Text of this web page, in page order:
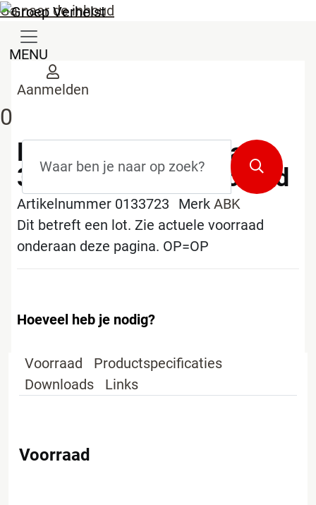
Ga naar de inhoud
MENU
Aanmelden
0
Zoeken
Lot tegels docks warm
30x60cm gerectificeerd
Artikelnummer 0133723 Merk ABK
Dit betreft een lot. Zie actuele voorraad
onderaan deze pagina. OP=OP
Hoeveel heb je nodig?
Voorraad
Productspecificaties
Downloads
Links
Voorraad